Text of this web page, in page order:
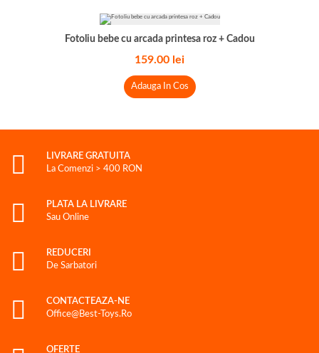
Fotoliu bebe cu arcada printesa roz + Cadou
159.00 lei
Adauga In Cos
LIVRARE GRATUITA
La Comenzi > 400 RON
PLATA LA LIVRARE
Sau Online
REDUCERI
De Sarbatori
CONTACTEAZA-NE
Office@best-Toys.ro
OFERTE